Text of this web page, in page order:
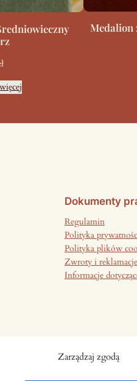
Zarządzaj zgodą
Medalion
Dokumenty
Regulamin
Polityka
Polityka plików
Zwroty i reklamacje
Informacje
Antilica © 2026 | All rights